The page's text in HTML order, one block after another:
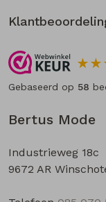
Bertus Mode
Industrieweg 18c
9672 AR
Gebaseerd op 58